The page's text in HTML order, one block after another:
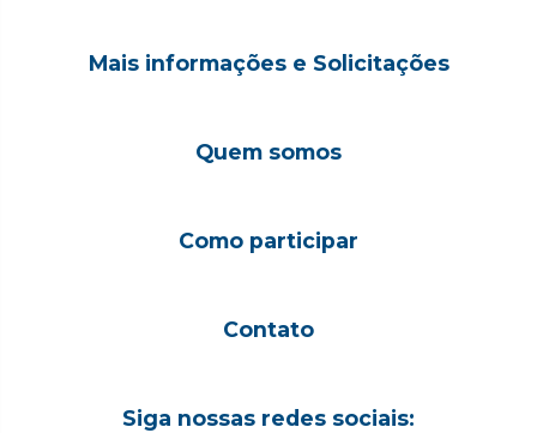
Mais informações e Solicitações
Quem somos
Como participar
Contato
Siga nossas redes sociais: